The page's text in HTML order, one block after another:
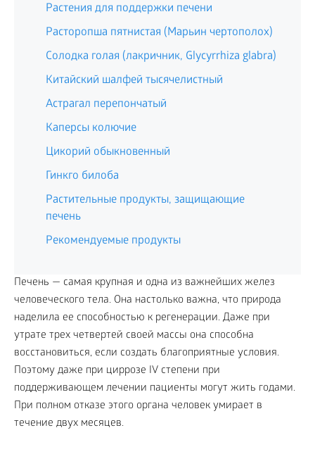
Растения для поддержки печени
Расторопша пятнистая (Марьин чертополох)
Солодка голая (лакричник, Glycyrrhiza glabra)
Китайский шалфей тысячелистный
Астрагал перепончатый
Каперсы колючие
Цикорий обыкновенный
Гинкго билоба
Растительные продукты, защищающие
печень
Рекомендуемые продукты
Печень — самая крупная и одна из важнейших желез
человеческого тела. Она настолько важна, что природа
наделила ее способностью к регенерации. Даже при
утрате трех четвертей своей массы она способна
восстановиться, если создать благоприятные условия.
Поэтому даже при циррозе IV степени при
поддерживающем лечении пациенты могут жить годами.
При полном отказе этого органа человек умирает в
течение двух месяцев.